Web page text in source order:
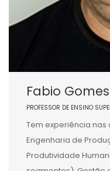
Fabio
PROFESSOR DE ENSINO
Tem experiência
Engenharia de
Produtividade